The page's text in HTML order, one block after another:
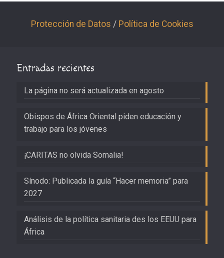
Protección de Datos / Política de Cookies
Entradas recientes
La página no será actualizada en agosto
Obispos de África Oriental piden educación y
trabajo para los jóvenes
¡CARITAS no olvida Somalia!
Sínodo: Publicada la guía “Hacer memoria” para
2027
Análisis de la política sanitaria des los EEUU para
África